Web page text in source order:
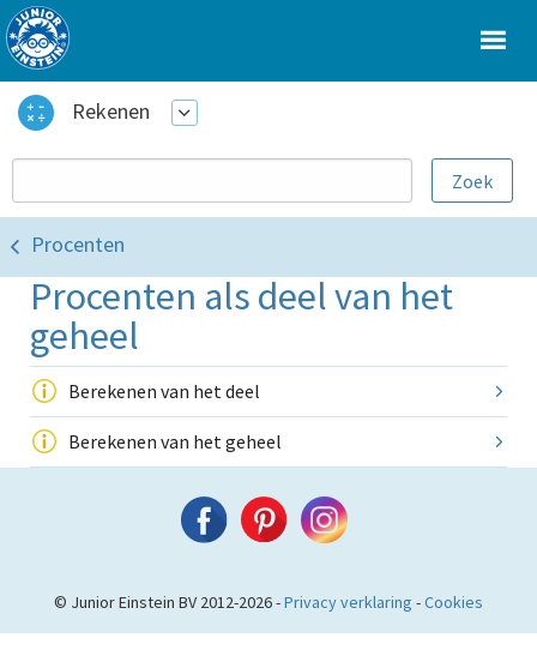
Rekenen
Procenten
Procenten als deel van het
geheel
Berekenen van het deel
Berekenen van het geheel
© Junior Einstein BV 2012-2026 -Privacy verklaring -Cookies